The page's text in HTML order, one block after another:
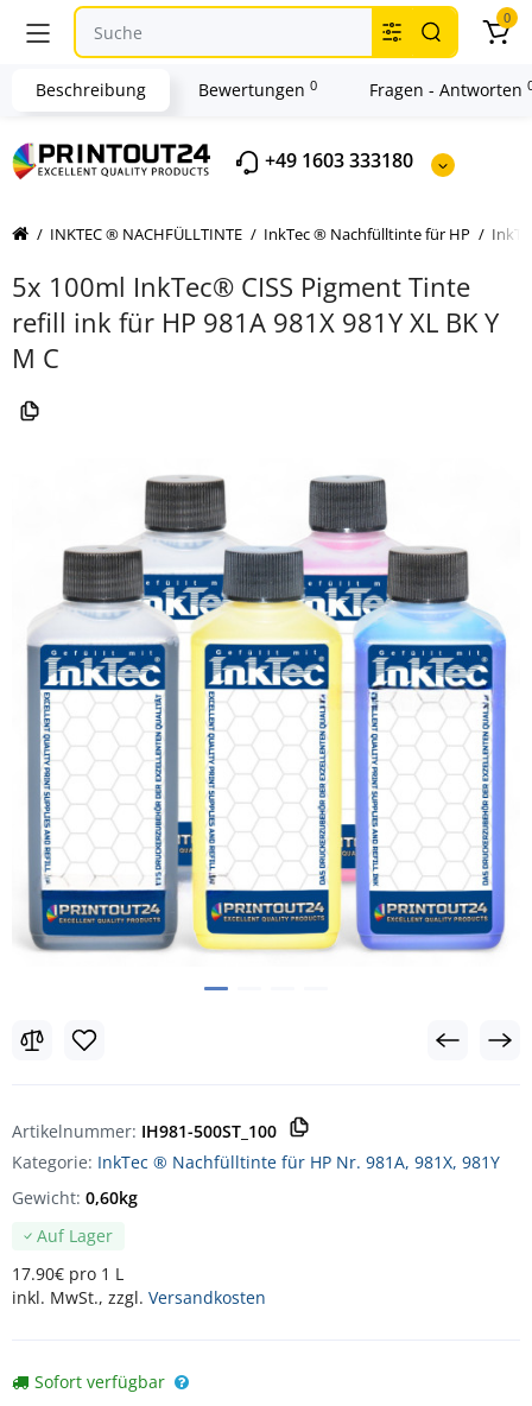
+49 1603 333180
0
INKTEC ® NACHFÜLLTINTE InkTec ® Nachfülltinte für HP
5x 100ml InkTec® CISS Pigment Tinte
refill ink für HP 981A 981X 981Y XL BK Y
M C
Artikelnummer: IH981-500ST_100
Kategorie: InkTec ® Nachfülltinte für HP Nr. 981A, 981X, 981Y
Auf Lager
17.90€ pro 1 L
inkl. MwSt., zzgl. Versandkosten
Gewicht: 0,60kg
Sofort verfügbar
Beschreibung Bewertungen 0 Fragen - Antworten